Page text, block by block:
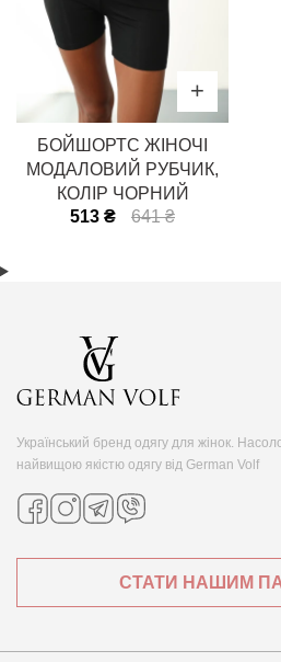
БОЙШОРТС ЖІНОЧІ
МОДАЛОВИЙ РУБЧИК,
КОЛІР ЧОРНИЙ
513 ₴
641 ₴
Український бренд одягу для жінок.
найвищою якістю одягу від German Volf
СТАТИ НАШИМ